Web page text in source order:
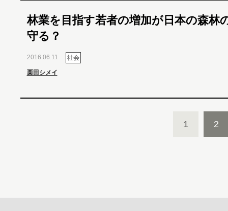
林業を目指す若者の増加が日本の森林
守る？
2016.06.11 社会
栗田シメイ
1 2